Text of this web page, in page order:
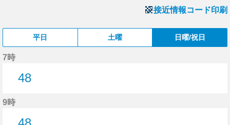
接近情報コード印刷
平日 土曜 日曜/祝日
7時
48
9時